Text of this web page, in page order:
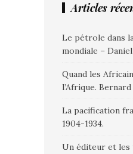
Articles
Le pétrole dans
mondiale –
Quand les
l’Afrique.
La pacification
1904-1934.
Un éditeur et les